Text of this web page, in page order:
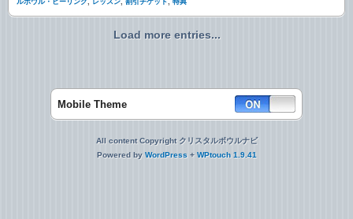
ルボウル・ヒーリング, レッスン, 割引チケット, 特典
Load more entries...
Mobile Theme
All content Copyright クリスタルボウルナビ
Powered by WordPress + WPtouch 1.9.41